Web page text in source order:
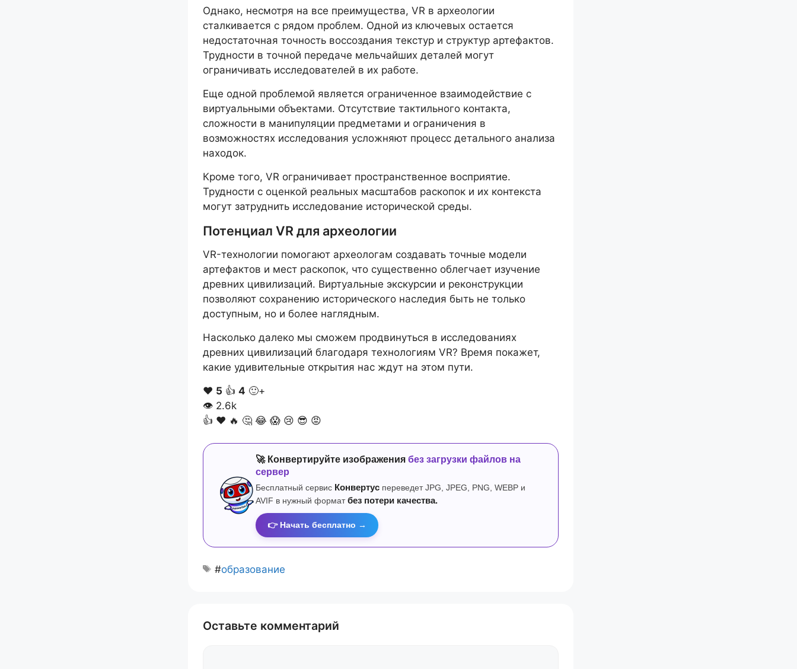
Однако, несмотря на все преимущества, VR в археологии
сталкивается с рядом проблем. Одной из ключевых остается
недостаточная точность воссоздания текстур и структур артефактов.
Трудности в точной передаче мельчайших деталей могут
ограничивать исследователей в их работе.
Еще одной проблемой является ограниченное взаимодействие с
виртуальными объектами. Отсутствие тактильного контакта,
сложности в манипуляции предметами и ограничения в
возможностях исследования усложняют процесс детального анализа
находок.
Кроме того, VR ограничивает пространственное восприятие.
Трудности с оценкой реальных масштабов раскопок и их контекста
могут затруднить исследование исторической среды.
Потенциал VR для археологии
VR-технологии помогают археологам создавать точные модели
артефактов и мест раскопок, что существенно облегчает изучение
древних цивилизаций. Виртуальные экскурсии и реконструкции
позволяют сохранению исторического наследия быть не только
доступным, но и более наглядным.
Насколько далеко мы сможем продвинуться в исследованиях
древних цивилизаций благодаря технологиям VR? Время покажет,
какие удивительные открытия нас ждут на этом пути.
❤️ 5 👍 4 🙂+
👁 2.6k
👍 ❤️ 🔥 🤔 😂 😱 😢 😎 😡
🚀 Конвертируйте изображения без загрузки файлов на
сервер
Бесплатный сервис Конвертус переведет JPG, JPEG, PNG, WEBP и
AVIF в нужный формат без потери качества.
👉 Начать бесплатно →
#образование
Оставьте комментарий